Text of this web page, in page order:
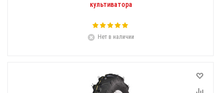
культиватора
Нет в наличии